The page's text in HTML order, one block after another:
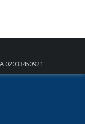
02033450921